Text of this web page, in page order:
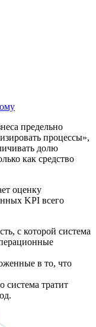
предельно
процессы»,
долю
как средство
оценку
KPI всего
с которой система
в то, что
система тратит